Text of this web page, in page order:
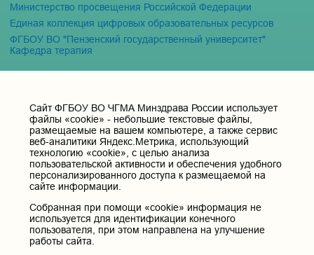
Министерство просвещения Российской Федерации
Единая коллекция цифровых образовательных ресурсов
ФГБОУ ВО "Пензенский государственный университет"
Кафедра терапия
Федеральное государственное бюджетное образовательное
учреждение высшего образования «Читинская
государственная медицинская академия» Министерства
здравоохранения Российской Федерации
Юридический и фактический адрес:
672000, Российская Федерация, Забайкальский край, г. Чита, ул.
Горького, д. 39 «а».
8 (3022) 35-43-24
Электронная почта:
pochta@chitgma.ru
Cайт ФГБОУ ВО ЧГМА Минздрава России использует
файлы «cookie» - небольшие текстовые файлы,
размещаемые на вашем компьютере, а также сервис
веб-аналитики Яндекс.Метрика, использующий
технологию «cookie», с целью анализа
пользовательской активности и обеспечения удобного
персонализированного доступа к размещаемой на
сайте информации.
Собранная при помощи «cookie» информация не
используется для идентификации конечного
пользователя, при этом направлена на улучшение
работы сайта.